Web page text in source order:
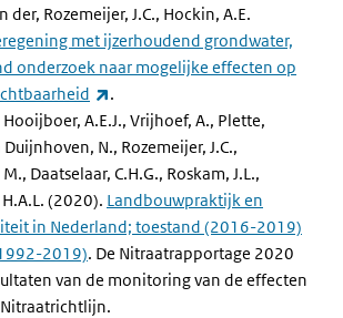
der, Rozemeijer, J.C., Hockin, A.E.
met ijzerhoudend grondwater,
onderzoek naar mogelijke effecten op
(externe link)
.
Hooijboer, A.E.J., Vrijhoef, A., Plette,
Duijnhoven, N., Rozemeijer, J.C.,
Daatselaar, C.H.G., Roskam, J.L.,
(2020). Landbouwpraktijk en
in Nederland; toestand (2016-2019)
2019). De Nitraatrapportage 2020
van de monitoring van de effecten
Nitraatrichtlijn.